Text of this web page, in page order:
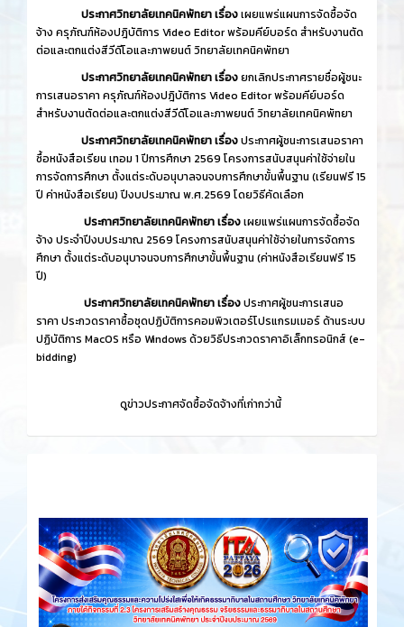
ประกาศวิทยาลัยเทคนิคพัทยา เรื่องเผยแพร่แผนการจัดซื้อจัด
จ้าง ครุภัณฑ์ห้องปฎิบัติการ Video Editor พร้อมคีย์บอร์ด สำหรับงานตัด
ต่อและตกแต่งสีวีดีโอและภาพยนต์ วิทยาลัยเทคนิคพัทยา
ประกาศวิทยาลัยเทคนิคพัทยา เรื่องยกเลิกประกาศรายชื่อผู้ชนะ
การเสนอราคา ครุภัณฑ์ห้องปฎิบัติการ Video Editor พร้อมคีย์บอร์ด
สำหรับงานตัดต่อและตกแต่งสีวีดีโอและภาพยนต์ วิทยาลัยเทคนิคพัทยา
ประกาศวิทยาลัยเทคนิคพัทยา เรื่องประกาศผู้ชนะการเสนอราคา
ซื้อหนังสือเรียน เทอม 1 ปีการศึกษา 2569 โครงการสนับสนุนค่าใช้จ่ายใน
การจัดการศึกษา ตั้งแต่ระดับอนุบาลจนจบการศึกษาขั้นพื้นฐาน (เรียนฟรี 15
ปี ค่าหนังสือเรียน) ปีงบประมาณ พ.ศ.2569 โดยวิธีคัดเลือก
ประกาศวิทยาลัยเทคนิคพัทยา เรื่องเผยแพร่แผนการจัดซื้อจัด
จ้าง ประจำปีงบประมาณ 2569 โครงการสนับสนุนค่าใช้จ่ายในการจัดการ
ศึกษา ตั้งแต่ระดับอนุบาจนจบการศึกษาขั้นพื้นฐาน (ค่าหนังสือเรียนฟรี 15
ปี)
ประกาศวิทยาลัยเทคนิคพัทยา เรื่องประกาศผู้ชนะการเสนอ
ราคา ประกวดราคาซื้อชุดปฏิบัติการคอมพิวเตอร์โปรแกรมเมอร์ ด้านระบบ
ปฏิบัติการ MacOS หรือ Windows ด้วยวิธีประกวดราคาอิเล็กทรอนิกส์ (e-
bidding)
ดูข่าวประกาศจัดซื้อจัดจ้างที่เก่ากว่านี้